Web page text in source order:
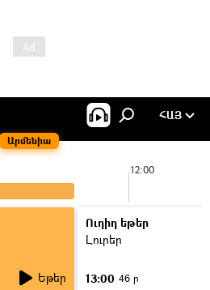
Արմենիա
ՀԱՅ
12:00
Եթեր
Ուղիղ եթեր
Լուրեր
13:00 46 ր